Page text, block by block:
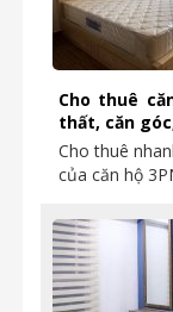
Cho thuê
thất, căn
Cho thuê
của căn hộ